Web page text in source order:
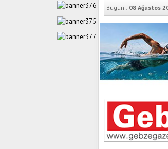
Bugün : 08 Ağustos